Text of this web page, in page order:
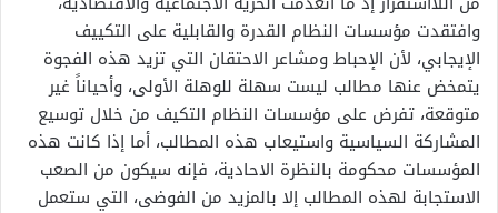
وافتقدت مؤسسات النظام القدرة والقابلية على التكييف
الإيجابي، لأن الإحباط ومشاعر الاحتقان التي تزيد هذه الفجوة
يتمخض عنها مطالب ليست سهلة للوهلة الأولى، وأحياناً غير
متوقعة، تفرض على مؤسسات النظام التكيف من خلال توسيع
المشاركة السياسية واستيعاب هذه المطالب، أما إذا كانت هذه
المؤسسات محكومة بالنظرة الاحادية، فإنه سيكون من الصعب
الاستجابة لهذه المطالب إلا بالمزيد من الفوضى، التي ستعمل